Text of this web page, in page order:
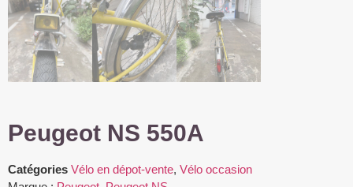
Peugeot NS 550A
Catégories Vélo en dépot-vente, Vélo occasion